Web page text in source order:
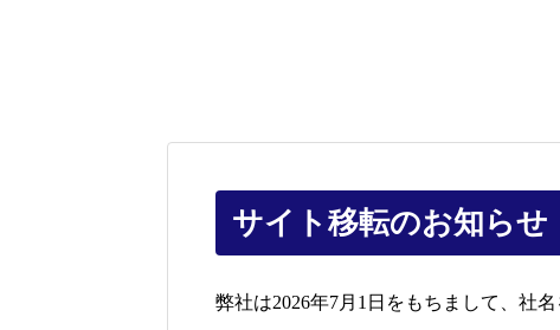
サイト移転のお知らせ
弊社は2026年7月1日をもちまして、社名